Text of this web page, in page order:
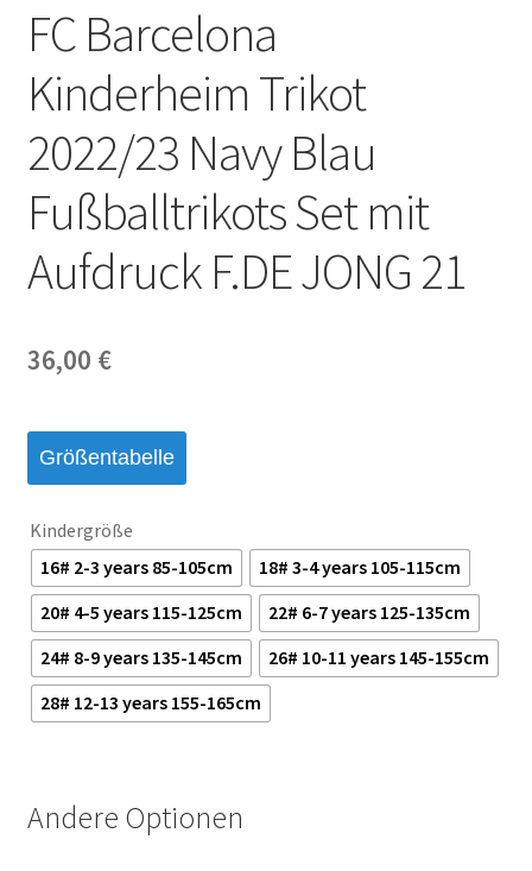
Shop
Warenkorb
FC Barcelona
Kinderheim Trikot
2022/23 Navy Blau
Fußballtrikots Set mit
Aufdruck F.DE JONG 21
36,00 €
Größentabelle
Kindergröße
16# 2-3 years 85-105cm
18# 3-4 years 105-115cm
20# 4-5 years 115-125cm
22# 6-7 years 125-135cm
24# 8-9 years 135-145cm
26# 10-11 years 145-155cm
28# 12-13 years 155-165cm
Andere Optionen